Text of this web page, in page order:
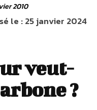
2010
le :25 janvier 2024
veut-
?